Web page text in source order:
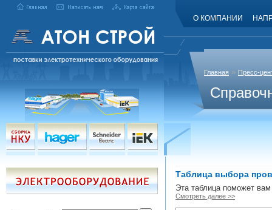
О КОМПАНИИ
Главная » Пресс-
Таблица выбора
Эта таблица поможет
Смотреть далее >>